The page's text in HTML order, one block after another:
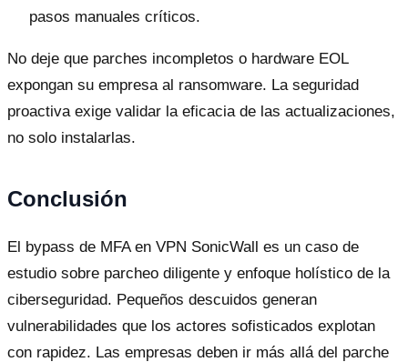
pasos manuales críticos.
No deje que parches incompletos o hardware EOL
expongan su empresa al ransomware. La seguridad
proactiva exige validar la eficacia de las actualizaciones,
no solo instalarlas.
Conclusión
El bypass de MFA en VPN SonicWall es un caso de
estudio sobre parcheo diligente y enfoque holístico de la
ciberseguridad. Pequeños descuidos generan
vulnerabilidades que los actores sofisticados explotan
con rapidez. Las empresas deben ir más allá del parche